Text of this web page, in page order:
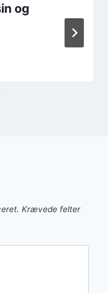
og
Krævede felter